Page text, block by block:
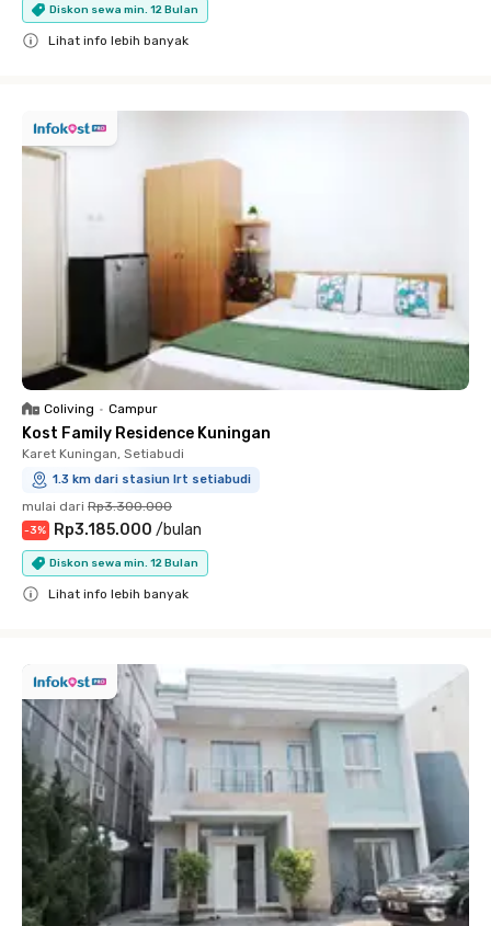
Diskon sewa min. 12 Bulan
Lihat info lebih banyak
Coliving • Campur
Kost Family Residence Kuningan
Karet Kuningan, Setiabudi
1.3 km dari stasiun lrt setiabudi
mulai dari Rp3.300.000
-3% Rp3.185.000 /bulan
Diskon sewa min. 12 Bulan
Lihat info lebih banyak